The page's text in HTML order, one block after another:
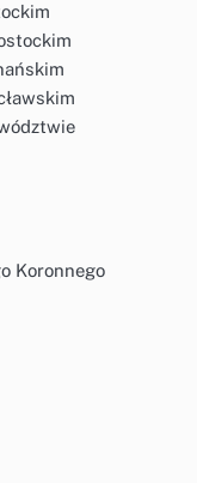
Koronnego